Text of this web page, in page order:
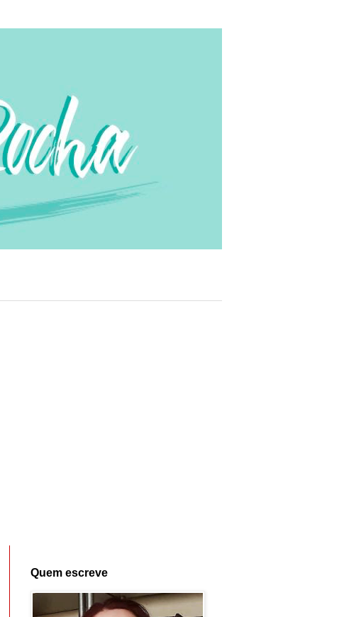
Quem escreve